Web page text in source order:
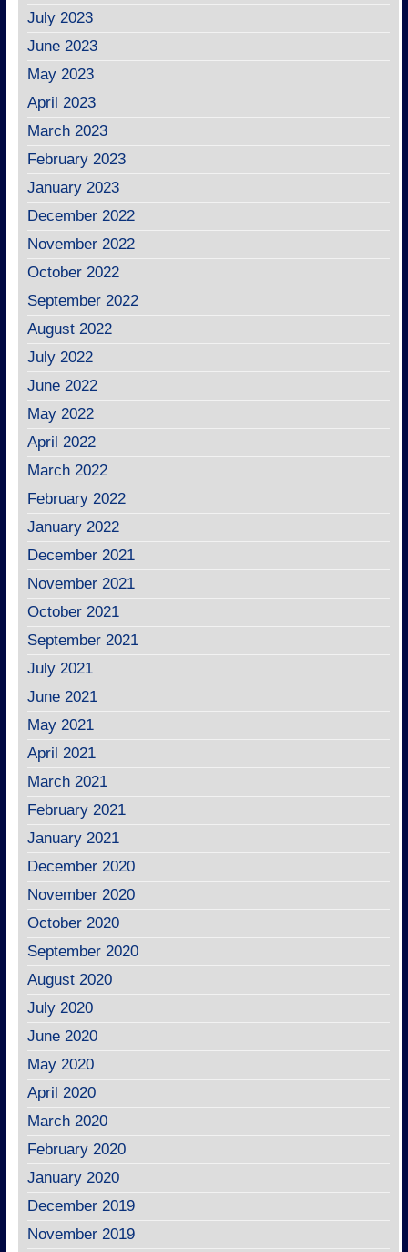
July 2023
June 2023
May 2023
April 2023
March 2023
February 2023
January 2023
December 2022
November 2022
October 2022
September 2022
August 2022
July 2022
June 2022
May 2022
April 2022
March 2022
February 2022
January 2022
December 2021
November 2021
October 2021
September 2021
July 2021
June 2021
May 2021
April 2021
March 2021
February 2021
January 2021
December 2020
November 2020
October 2020
September 2020
August 2020
July 2020
June 2020
May 2020
April 2020
March 2020
February 2020
January 2020
December 2019
November 2019